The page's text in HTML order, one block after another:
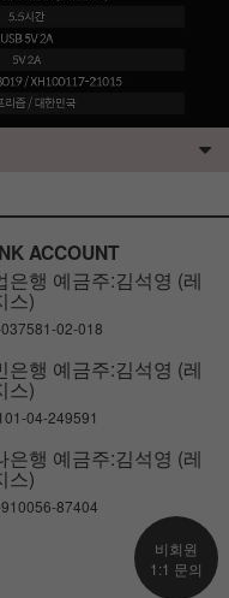
ACCOUNT
은행 예금주:김석영 (레
스)
02-018
은행 예금주:김석영 (레
스)
04-249591
은행 예금주:김석영 (레
스)
87404
비회원
1:1 문의